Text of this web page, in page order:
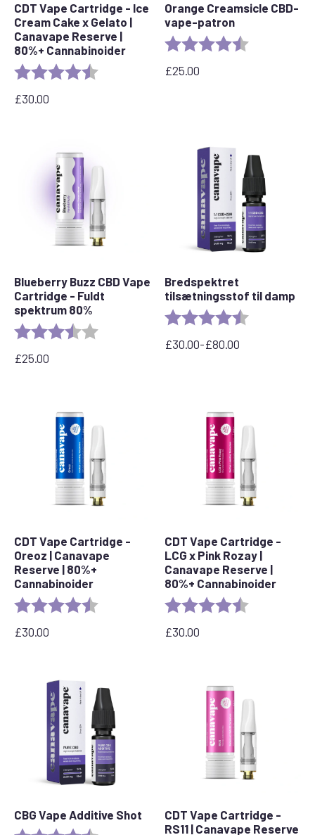
CDT Vape Cartridge - Ice
Cream Cake x Gelato |
Canavape Reserve |
80%+ Cannabinoider
Bedømmelse: 4,6 ud af 5 stjerner
£30.00
Orange Creamsicle CBD-
vape-patron
Bedømmelse:
£25.00
Blueberry Buzz CBD Vape
Cartridge - Fuldt
spektrum 80%
Bedømmelse: 3.6 out of 5 stars
£25.00
Bredspektret
tilsætningsstof til damp
Bedømmelse:
£30.00-£80.00
Prisinterval:
CDT Vape Cartridge -
Oreoz | Canavape
Reserve | 80%+
Cannabinoider
Bedømmelse: 4.4 out of 5 stars
£30.00
CDT Vape Cartridge -
LCG x Pink Rozay |
Canavape Reserve |
80%+ Cannabinoider
Bedømmelse:
£30.00
CBG Vape Additive Shot
CDT Vape Cartridge -
RS11 | Canavape Reserve